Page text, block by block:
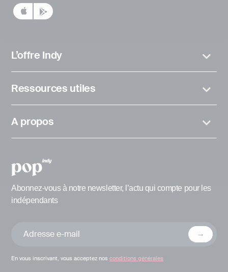
L’offre Indy
Ressources utiles
A propos
Abonnez-vous à notre newsletter, l’actu qui compte pour les
indépendants
En vous inscrivant, vous acceptez nos conditions générales